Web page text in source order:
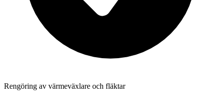
Rengöring av värmeväxlare och fläktar